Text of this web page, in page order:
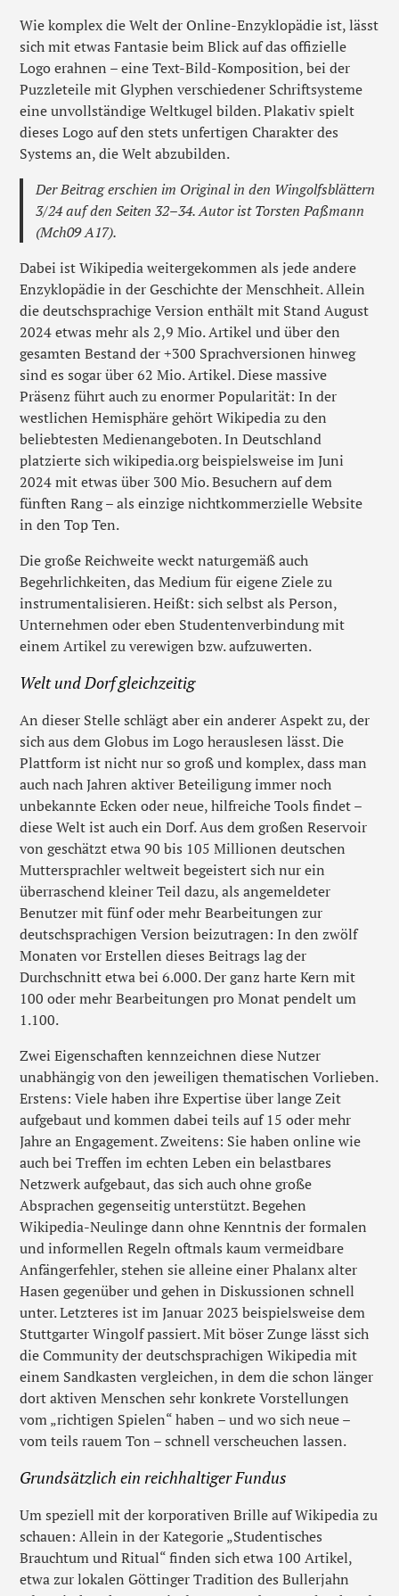
Wie komplex die Welt der Online-Enzyklopädie ist, lässt
sich mit etwas Fantasie beim Blick auf das offizielle
Logo erahnen – eine Text-Bild-Komposition, bei der
Puzzleteile mit Glyphen verschiedener Schriftsysteme
eine unvollständige Weltkugel bilden. Plakativ spielt
dieses Logo auf den stets unfertigen Charakter des
Systems an, die Welt abzubilden.
Der Beitrag erschien im Original in den Wingolfsblättern
3/24 auf den Seiten 32–34. Autor ist Torsten Paßmann
(Mch09 A17).
Dabei ist Wikipedia weitergekommen als jede andere
Enzyklopädie in der Geschichte der Menschheit. Allein
die deutschsprachige Version enthält mit Stand August
2024 etwas mehr als 2,9 Mio. Artikel und über den
gesamten Bestand der +300 Sprachversionen hinweg
sind es sogar über 62 Mio. Artikel. Diese massive
Präsenz führt auch zu enormer Popularität: In der
westlichen Hemisphäre gehört Wikipedia zu den
beliebtesten Medienangeboten. In Deutschland
platzierte sich wikipedia.org beispielsweise im Juni
2024 mit etwas über 300 Mio. Besuchern auf dem
fünften Rang – als einzige nichtkommerzielle Website
in den Top Ten.
Die große Reichweite weckt naturgemäß auch
Begehrlichkeiten, das Medium für eigene Ziele zu
instrumentalisieren. Heißt: sich selbst als Person,
Unternehmen oder eben Studentenverbindung mit
einem Artikel zu verewigen bzw. aufzuwerten.
Welt und Dorf gleichzeitig
An dieser Stelle schlägt aber ein anderer Aspekt zu, der
sich aus dem Globus im Logo herauslesen lässt. Die
Plattform ist nicht nur so groß und komplex, dass man
auch nach Jahren aktiver Beteiligung immer noch
unbekannte Ecken oder neue, hilfreiche Tools findet –
diese Welt ist auch ein Dorf. Aus dem großen Reservoir
von geschätzt etwa 90 bis 105 Millionen deutschen
Muttersprachler weltweit begeistert sich nur ein
überraschend kleiner Teil dazu, als angemeldeter
Benutzer mit fünf oder mehr Bearbeitungen zur
deutschsprachigen Version beizutragen: In den zwölf
Monaten vor Erstellen dieses Beitrags lag der
Durchschnitt etwa bei 6.000. Der ganz harte Kern mit
100 oder mehr Bearbeitungen pro Monat pendelt um
1.100.
Zwei Eigenschaften kennzeichnen diese Nutzer
unabhängig von den jeweiligen thematischen Vorlieben.
Erstens: Viele haben ihre Expertise über lange Zeit
aufgebaut und kommen dabei teils auf 15 oder mehr
Jahre an Engagement. Zweitens: Sie haben online wie
auch bei Treffen im echten Leben ein belastbares
Netzwerk aufgebaut, das sich auch ohne große
Absprachen gegenseitig unterstützt. Begehen
Wikipedia-Neulinge dann ohne Kenntnis der formalen
und informellen Regeln oftmals kaum vermeidbare
Anfängerfehler, stehen sie alleine einer Phalanx alter
Hasen gegenüber und gehen in Diskussionen schnell
unter. Letzteres ist im Januar 2023 beispielsweise dem
Stuttgarter Wingolf passiert. Mit böser Zunge lässt sich
die Community der deutschsprachigen Wikipedia mit
einem Sandkasten vergleichen, in dem die schon länger
dort aktiven Menschen sehr konkrete Vorstellungen
vom „richtigen Spielen“ haben – und wo sich neue –
vom teils rauem Ton – schnell verscheuchen lassen.
Grundsätzlich ein reichhaltiger Fundus
Um speziell mit der korporativen Brille auf Wikipedia zu
schauen: Allein in der Kategorie „Studentisches
Brauchtum und Ritual“ finden sich etwa 100 Artikel,
etwa zur lokalen Göttinger Tradition des Bullerjahn